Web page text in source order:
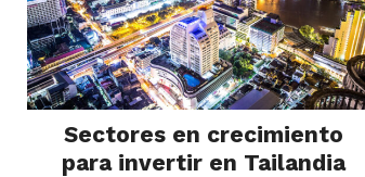
Sectores en crecimiento
para invertir en Tailandia